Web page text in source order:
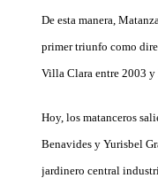
De esta manera,
primer triunfo como
Villa Clara entre 2003 y
Hoy, los matanceros
Benavides y Yurisbel
jardinero central